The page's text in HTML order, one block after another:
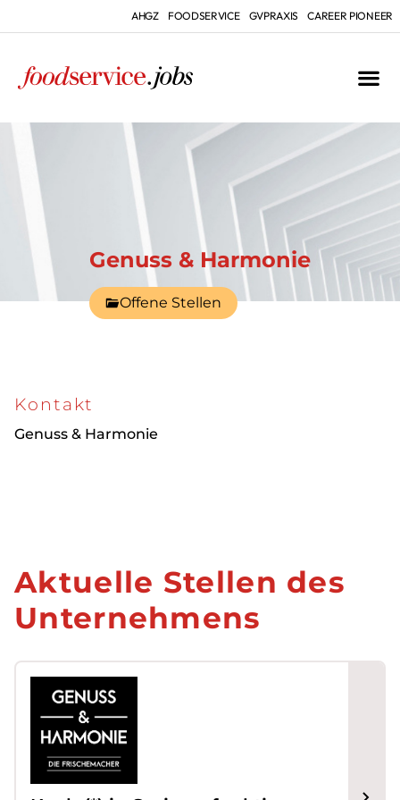
AHGZ FOODSERVICE GVPRAXIS CAREER PIONEER
Genuss & Harmonie
Offene Stellen
Kontakt
Genuss & Harmonie
Aktuelle Stellen des
Unternehmens